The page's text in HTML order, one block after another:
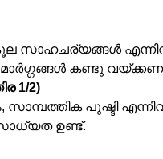
സാഹചര്യങ്ങള്‍
കണ്ടു
1/2)
പുഷ്ടി എന്നിവ
ഉണ്ട്.